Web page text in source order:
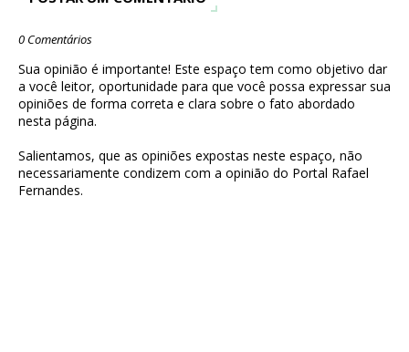
0 Comentários
Sua opinião é importante! Este espaço tem como objetivo dar
a você leitor, oportunidade para que você possa expressar sua
opiniões de forma correta e clara sobre o fato abordado
nesta página.
Salientamos, que as opiniões expostas neste espaço, não
necessariamente condizem com a opinião do Portal Rafael
Fernandes.